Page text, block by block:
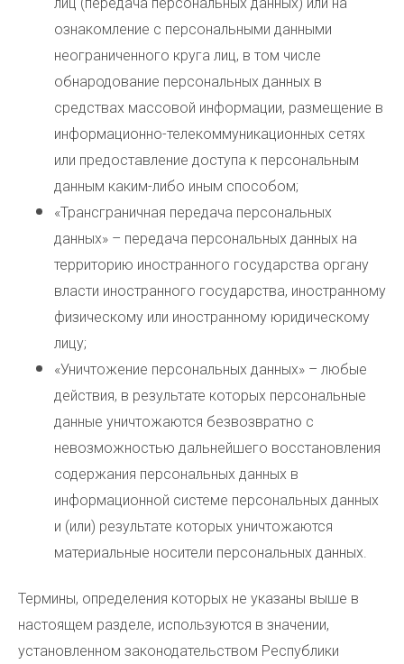
ознакомление с персональными данными
неограниченного круга лиц, в том числе
обнародование персональных данных в
средствах массовой информации, размещение в
информационно-телекоммуникационных сетях
или предоставление доступа к персональным
данным каким-либо иным способом;
«Трансграничная передача персональных
данных» – передача персональных данных на
территорию иностранного государства органу
власти иностранного государства, иностранному
физическому или иностранному юридическому
лицу;
«Уничтожение персональных данных» – любые
действия, в результате которых персональные
данные уничтожаются безвозвратно с
невозможностью дальнейшего восстановления
содержания персональных данных в
информационной системе персональных данных
и (или) результате которых уничтожаются
материальные носители персональных данных.
Термины, определения которых не указаны выше в
настоящем разделе, используются в значении,
установленном законодательством Республики